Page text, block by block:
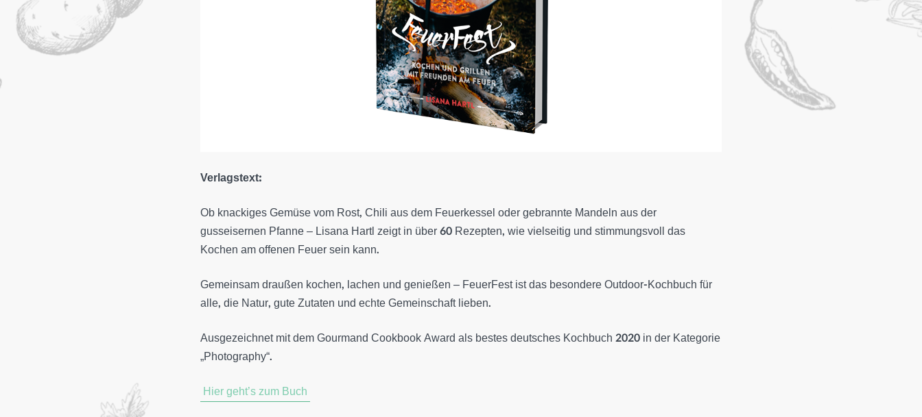
Verlagstext:
Ob knackiges Gemüse vom Rost, Chili aus dem Feuerkessel oder gebrannte Mandeln aus der
gusseisernen Pfanne – Lisana Hartl zeigt in über 60 Rezepten, wie vielseitig und stimmungsvoll das
Kochen am offenen Feuer sein kann.
Gemeinsam draußen kochen, lachen und genießen – FeuerFest ist das besondere Outdoor-Kochbuch für
alle, die Natur, gute Zutaten und echte Gemeinschaft lieben.
Ausgezeichnet mit dem Gourmand Cookbook Award als bestes deutsches Kochbuch 2020 in der Kategorie
„Photography“.
Hier geht’s zum Buch